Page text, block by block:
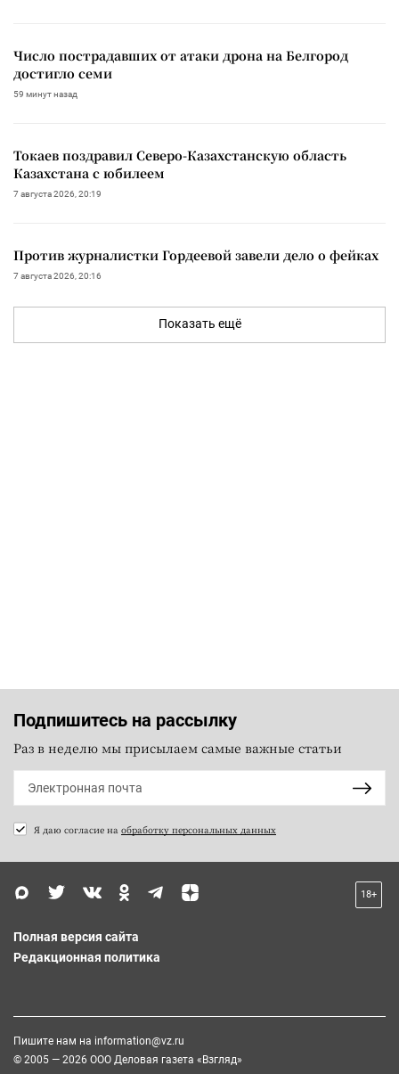
Число пострадавших от атаки дрона на Белгород
достигло семи
59 минут назад
Токаев поздравил Северо-Казахстанскую область
Казахстана с юбилеем
7 августа 2026, 20:19
Против журналистки Гордеевой завели дело о фейках
7 августа 2026, 20:16
Показать ещё
Подпишитесь на рассылку
Раз в неделю мы присылаем самые важные статьи
Я даю согласие на обработку персональных данных
18+
Полная версия сайта
Редакционная политика
Пишите нам на information@vz.ru
© 2005 — 2026 ООО Деловая газета «Взгляд»